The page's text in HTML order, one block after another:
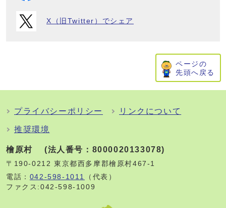
X（旧Twitter）でシェア
ページの
先頭へ戻る
プライバシーポリシー リンクについて
推奨環境
檜原村 (法人番号：8000020133078)
〒190-0212 東京都西多摩郡檜原村467-1
電話： 042-598-1011
（代表）
ファクス:042-598-1009